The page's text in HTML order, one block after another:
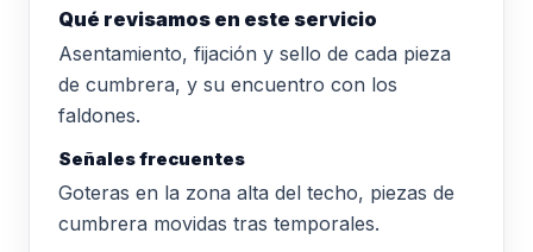
Qué revisamos en este servicio
Asentamiento, fijación y sello de cada pieza
de cumbrera, y su encuentro con los
faldones.
Señales frecuentes
Goteras en la zona alta del techo, piezas de
cumbrera movidas tras temporales.